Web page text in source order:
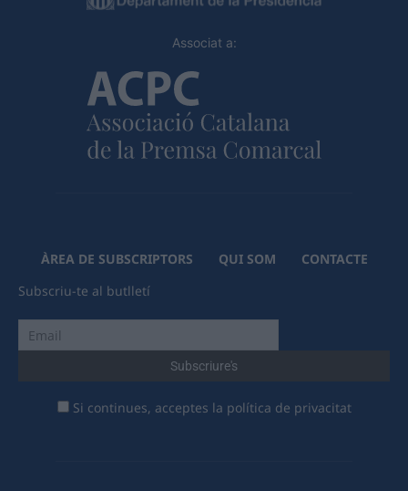
Associat a:
ÀREA DE SUBSCRIPTORS QUI SOM
CONTACTE
Subscriu-te al butlletí
Si continues, acceptes la política de privacitat